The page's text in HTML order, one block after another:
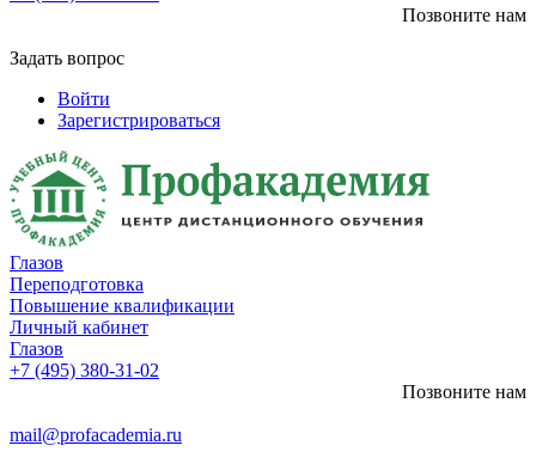
Позвоните нам
Задать вопрос
Войти
Зарегистрироваться
Глазов
Переподготовка
Повышение квалификации
Личный кабинет
Глазов
+7 (495) 380-31-02
Позвоните нам
mail@profacademia.ru